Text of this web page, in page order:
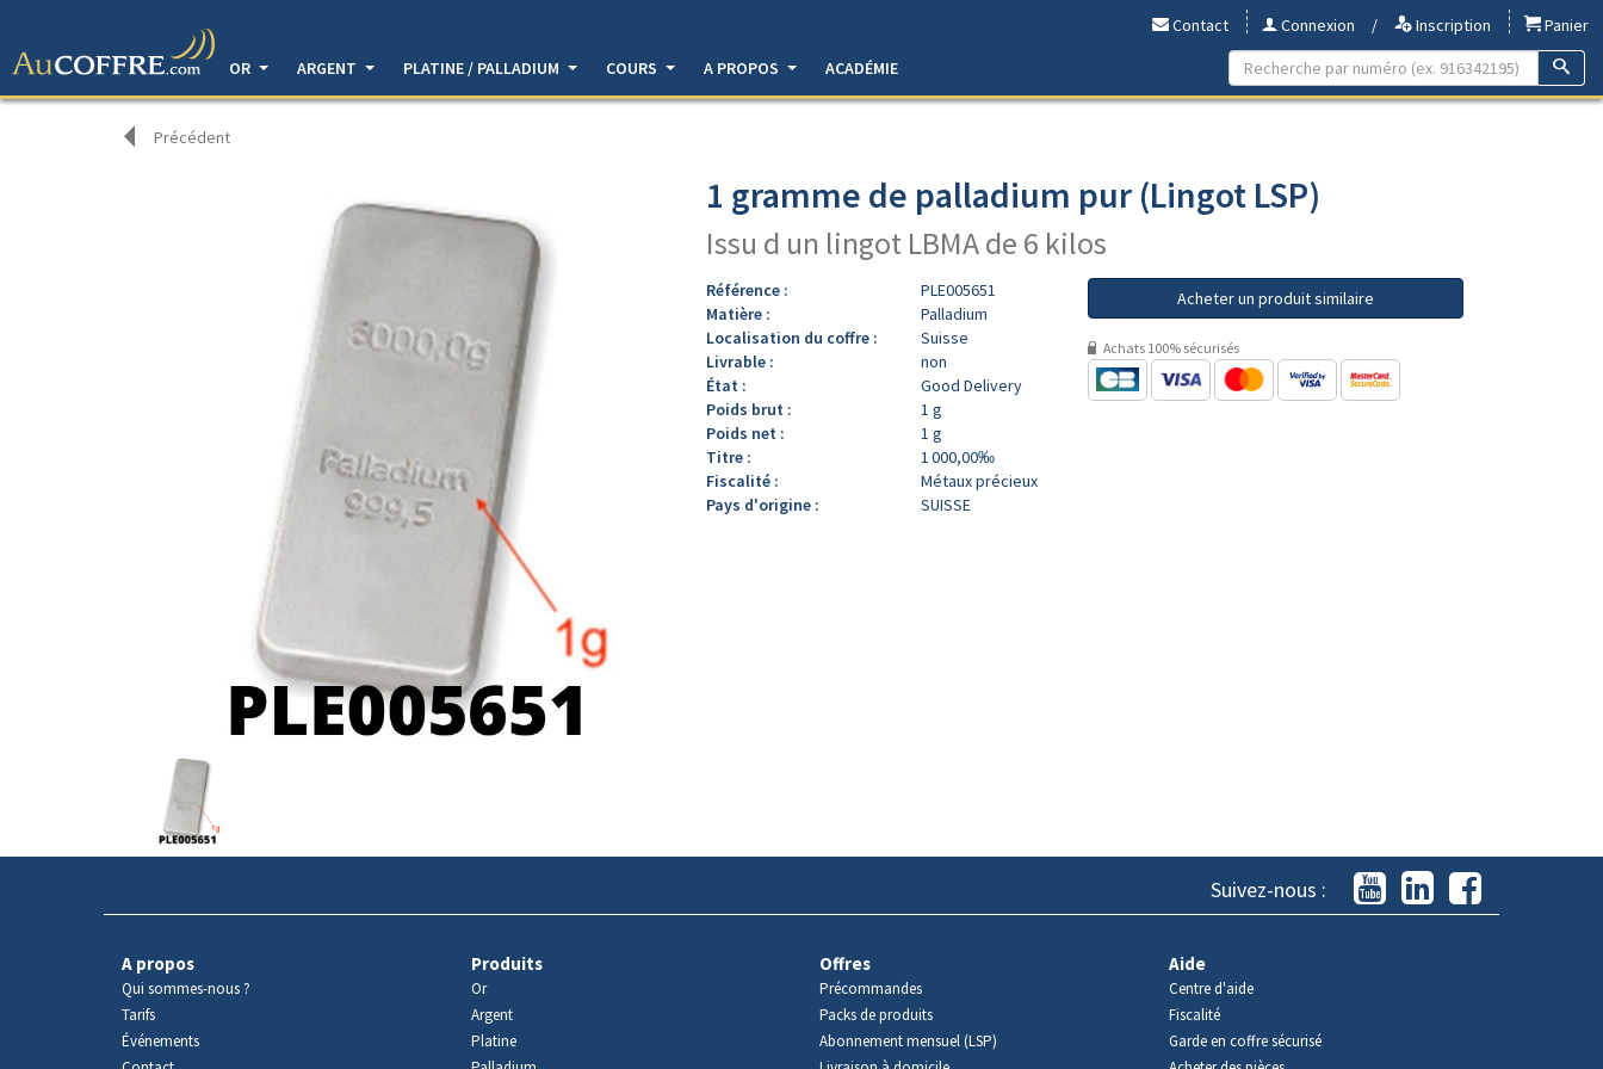
Contact Connexion / Inscription
Panier
OR
ARGENT PLATINE / PALLADIUM COURS A PROPOS ACADÉMIE
Précédent
produit
1 gramme de palladium pur (Lingot LSP)
Issu d un lingot LBMA de 6 kilos
Référence :
PLE005651
Matière :
Palladium
Localisation du coffre :
Suisse
Livrable :
non
État :
Good Delivery
Poids brut :
1 g
Poids net :
1 g
Titre :
1 000,00‰
Fiscalité :
Métaux précieux
Pays d'origine :
SUISSE
Acheter un produit similaire
Achats 100% sécurisés
Suivez-nous :
A propos
Qui sommes-nous ?
Tarifs
Événements
Produits
Or
Argent
Platine
Offres
Précommandes
Packs de produits
Abonnement mensuel (LSP)
Aide
Centre d'aide
Fiscalité
Garde en coffre sécurisé